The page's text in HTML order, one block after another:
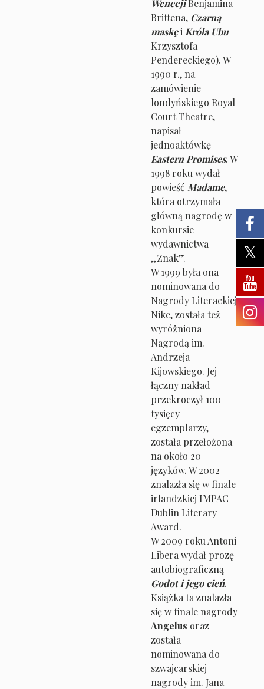
WenecjiBenjamina
Brittena, Czarną
maskęi Króla Ubu
Krzysztofa
Pendereckiego). W
1990 r., na
zamówienie
londyńskiego Royal
Court Theatre,
napisał
jednoaktówkę
Eastern Promises. W
1998 roku wydał
powieść Madame,
która otrzymała
główną nagrodę w
konkursie
wydawnictwa
„Znak”.
W 1999 była ona
nominowana do
Nagrody Literackiej
Nike, została też
wyróżniona
Nagrodą im.
Andrzeja
Kijowskiego. Jej
łączny nakład
przekroczył 100
tysięcy
egzemplarzy,
została przełożona
na około 20
języków. W 2002
znalazła się w finale
irlandzkiej IMPAC
Dublin Literary
Award.
W 2009 roku Antoni
Libera wydał prozę
autobiograficzną
Godot i jego cień.
Książka ta znalazła
się w finale nagrody
Angelus oraz
została
nominowana do
szwajcarskiej
nagrody im. Jana